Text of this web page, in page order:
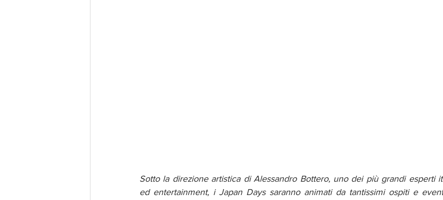
Sotto la direzione artistica di Alessandro Bottero, uno dei più grandi esperti
ed entertainment, i Japan Days saranno animati da tantissimi ospiti e